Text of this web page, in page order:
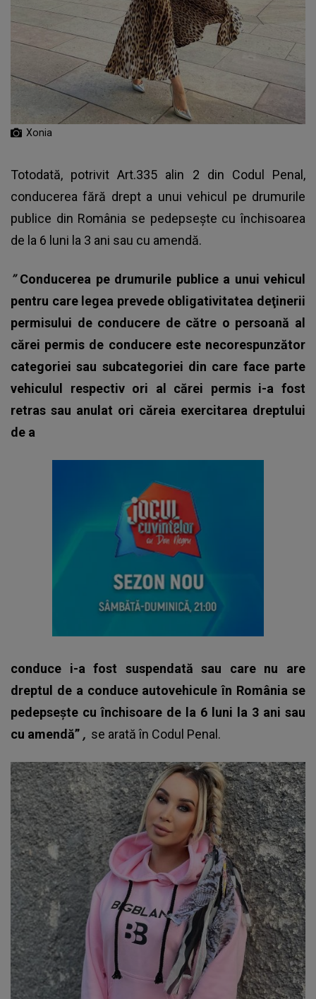
Xonia
Totodată, potrivit Art.335 alin 2 din Codul Penal,
conducerea fără drept a unui vehicul pe drumurile
publice din România se pedepsește cu închisoarea
de la 6 luni la 3 ani sau cu amendă.
”Conducerea pe drumurile publice a unui vehicul
pentru care legea prevede obligativitatea deţinerii
permisului de conducere de către o persoană al
cărei permis de conducere este necorespunzător
categoriei sau subcategoriei din care face parte
vehiculul respectiv ori al cărei permis i-a fost
retras sau anulat ori căreia exercitarea dreptului
de a
conduce i-a fost suspendată sau care nu are
dreptul de a conduce autovehicule în România se
pedepseşte cu închisoare de la 6 luni la 3 ani sau
cu amendă” , se arată în Codul Penal.